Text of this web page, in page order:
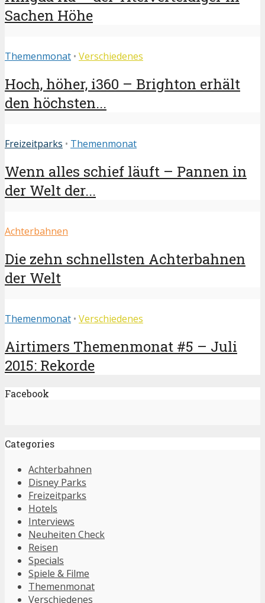
Sachen Höhe
Themenmonat • Verschiedenes
Hoch, höher, i360 – Brighton erhält
den höchsten...
Freizeitparks • Themenmonat
Wenn alles schief läuft – Pannen in
der Welt der...
Achterbahnen
Die zehn schnellsten Achterbahnen
der Welt
Themenmonat • Verschiedenes
Airtimers Themenmonat #5 – Juli
2015: Rekorde
Facebook
Categories
Achterbahnen
Disney Parks
Freizeitparks
Hotels
Interviews
Neuheiten Check
Reisen
Specials
Spiele & Filme
Themenmonat
Verschiedenes